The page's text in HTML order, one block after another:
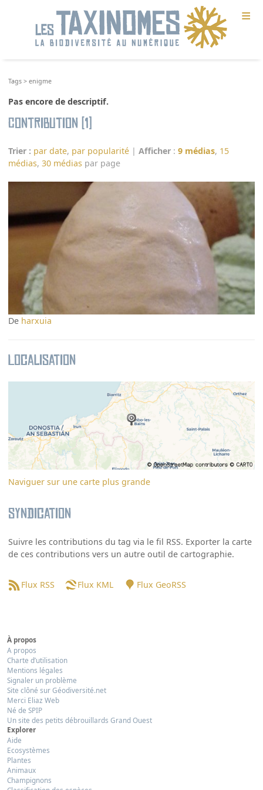
≡
Tags >enigme
Pas encore de descriptif.
Contribution (1)
Trier : par date, par popularité |Afficher :9 médias, 15
médias,30 médias par page
De harxuia
Localisation
Naviguer sur une carte plus grande
Syndication
Suivre les contributions du tag via le fil RSS. Exporter la carte
de ces contributions vers un autre outil de cartographie.
Flux RSS Flux KML Flux GeoRSS
À propos
A propos
Charte d’utilisation
Mentions légales
Signaler un problème
Site clôné sur Géodiversité.net
Merci Eliaz Web
Né de SPIP
Un site des petits débrouillards Grand Ouest
Explorer
Aide
Ecosystèmes
Plantes
Animaux
Champignons